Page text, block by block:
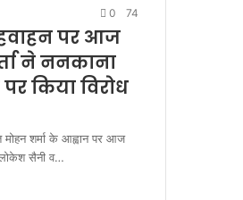
0 74
पर आज
ने ननकाना
किया विरोध
शर्मा के आह्वान पर आज
सैनी व…